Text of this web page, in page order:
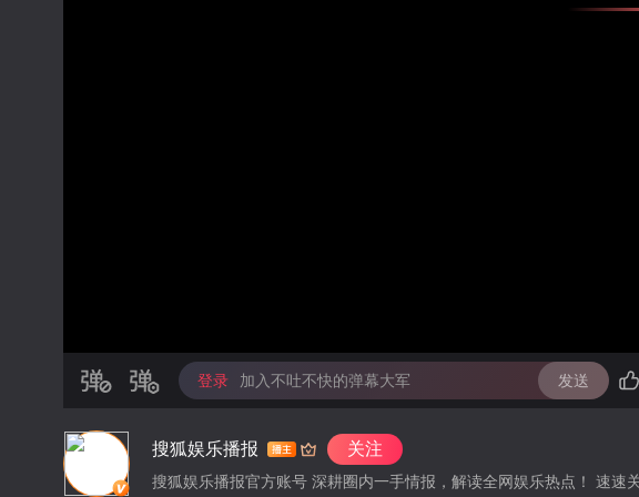
登录 加入不吐不快的弹幕大军 发送
搜狐娱乐播报 关注
搜狐娱乐播报官方账号 深耕圈内一手情报，解读全网娱乐热点！ 速速